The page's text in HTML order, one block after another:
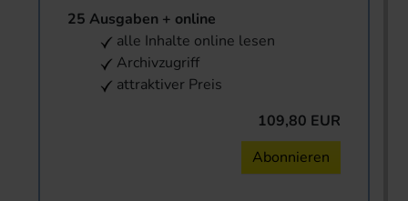
25 Ausgaben + online
alle Inhalte online lesen
Archivzugriff
attraktiver Preis
109,80 EUR
Abonnieren